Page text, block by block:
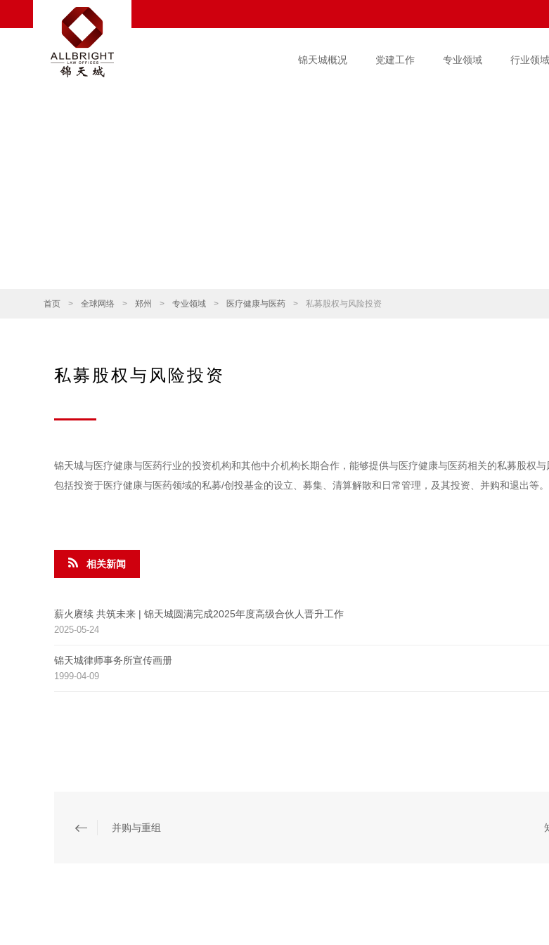
锦天城概况 党建工作 专业领域 行业领域
首页 > 全球网络 > 郑州 > 专业领域 > 医疗健康与医药 > 私募股权与风险投资
私募股权与风险投资
锦天城与医疗健康与医药行业的投资机构和其他中介机构长期合作，能够提供与医疗健康与医药相关的私募股权与
包括投资于医疗健康与医药领域的私募/创投基金的设立、募集、清算解散和日常管理，及其投资、并购和退出等。
相关新闻
薪火赓续 共筑未来 | 锦天城圆满完成2025年度高级合伙人晋升工作
2025-05-24
锦天城律师事务所宣传画册
1999-04-09
并购与重组